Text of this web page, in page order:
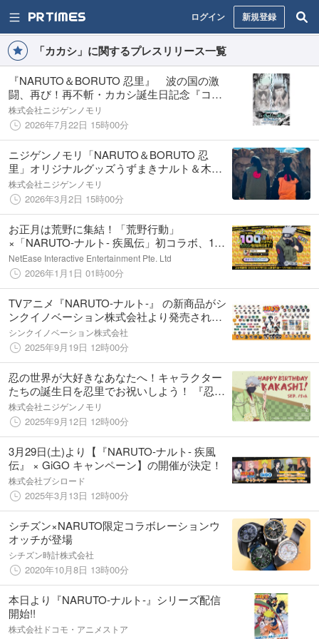
ログイン 新規登録
「カカシ」に関するプレスリリース一覧
『NARUTO＆BORUTO 忍里』 波の国の激
闘、再び！再不斬・カカシ誕生日記念『コピ
ー忍者カカシからの試練 ～再不斬を超えろ！
～』
株式会社ニジゲンノモリ
2026年7月22日 15時00分
ニジゲンノモリ「NARUTO＆BORUTO 忍
里」オリジナルグッズうずまきナルト＆木ノ
葉隠れの里の忍の新作ウェア新登場！ショッ
プ「木ノ葉商店」にて
株式会社ニジゲンノモリ
2026年3月2日 15時00分
お正月は荒野に集結！「荒野行動」
×「NARUTO-ナルト- 疾風伝」初コラボ、1月
1日よりスタート！豪華アイテムや忍術スキル
を用いたバトルが登場！
NetEase Interactive Entertainment Pte. Ltd
2026年1月1日 01時00分
TVアニメ『NARUTO-ナルト-』 の新商品がシ
ンクイノベーション株式会社より発売されま
す！
シンクイノベーション株式会社
2025年9月19日 12時00分
忍の世界が大好きなあなたへ！キャラクター
たちの誕生日を忍里でお祝いしよう！ 『忍里
キャラクターバースデーイベント』 ９月のお
祝いキャラクターを紹介！年パスをゲットし
て、コンプリートを目指せ！
株式会社ニジゲンノモリ
2025年9月12日 12時00分
3月29日(土)より【『NARUTO-ナルト- 疾風
伝』 × GiGO キャンペーン】の開催が決定！
株式会社ブシロード
2025年3月13日 12時00分
シチズン×NARUTO限定コラボレーションウ
オッチが登場
シチズン時計株式会社
2020年10月8日 13時00分
本日より『NARUTO‐ナルト‐』シリーズ配信
開始!!
株式会社ドコモ・アニメストア